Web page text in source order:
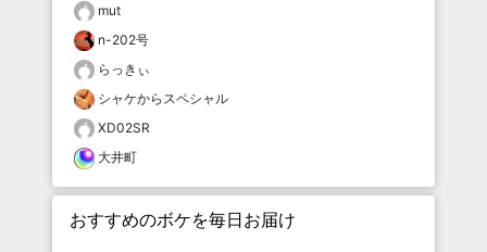
mut
n-202号
らっきぃ
シャケからスペシャル
XD02SR
大井町
おすすめのボケを毎日お届け